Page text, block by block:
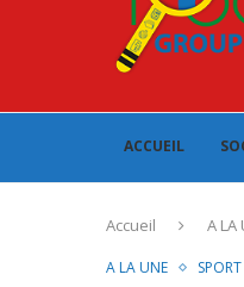
ACCUEIL
Accueil A LA
A LA UNE SPORT